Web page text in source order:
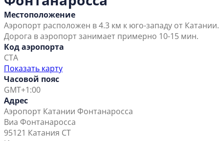
Местоположение
Аэропорт расположен в 4.3 км к юго-западу от Катании.
Дорога в аэропорт занимает примерно 10-15 мин.
Код аэропорта
CTA
Показать карту
Часовой пояс
GMT+1:00
Адрес
Аэропорт Катании Фонтанаросса
Виа Фонтанаросса
95121 Катания СТ